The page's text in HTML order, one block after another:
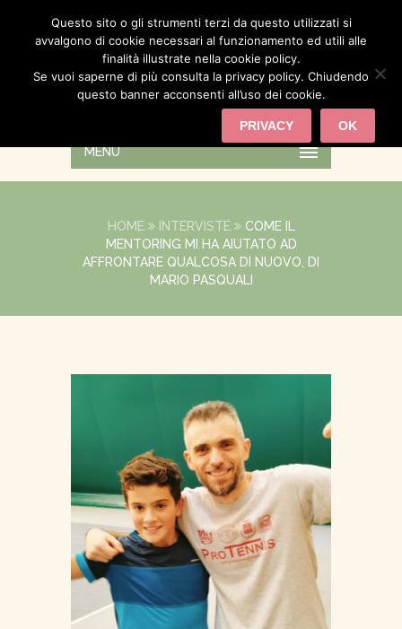
MENU
HOME INTERVISTE
COME IL
MENTORING MI HA AIUTATO AD
AFFRONTARE QUALCOSA DI NUOVO, DI
MARIO PASQUALI
Questo sito o gli strumenti terzi da questo utilizzati si
avvalgono di cookie necessari al funzionamento ed utili alle
finalità illustrate nella cookie policy.
Se vuoi saperne di più consulta la privacy policy. Chiudendo
questo banner acconsenti all’uso dei cookie.
OK
PRIVACY